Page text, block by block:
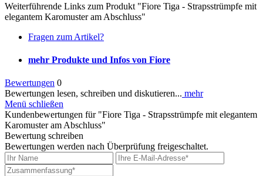
Weiterführende Links zum Produkt "Fiore Tiga - Strapsstrümpfe mit
elegantem Karomuster am Abschluss"
Fragen zum Artikel?
mehr Produkte und Infos von Fiore
Bewertungen 0
Bewertungen lesen, schreiben und diskutieren... mehr
Menü schließen
Kundenbewertungen für "Fiore Tiga - Strapsstrümpfe mit elegantem
Karomuster am Abschluss"
Bewertung schreiben
Bewertungen werden nach Überprüfung freigeschaltet.